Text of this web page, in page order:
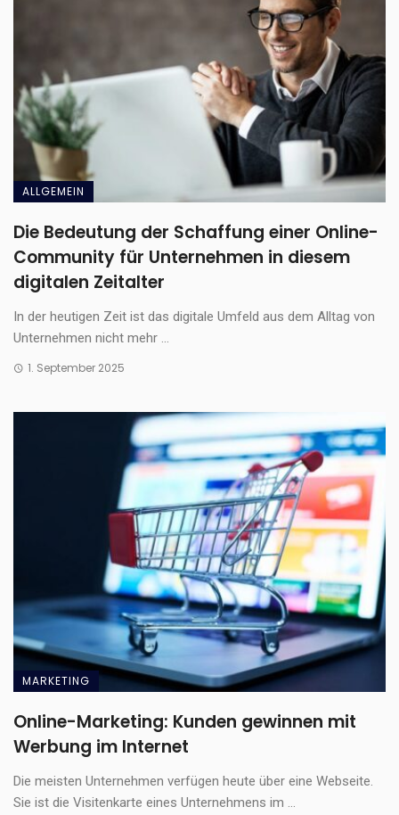
ALLGEMEIN
Die Bedeutung der Schaffung einer Online-
Community für Unternehmen in diesem
digitalen Zeitalter
In der heutigen Zeit ist das digitale Umfeld aus dem Alltag von
Unternehmen nicht mehr ...
1. September 2025
MARKETING
Online-Marketing: Kunden gewinnen mit
Werbung im Internet
Die meisten Unternehmen verfügen heute über eine Webseite.
Sie ist die Visitenkarte eines Unternehmens im ...